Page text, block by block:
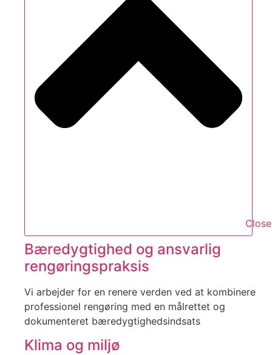
Bæredygtighed og ansvarlig
rengøringspraksis
Vi arbejder for en renere verden ved at kombinere
professionel rengøring med en målrettet og
dokumenteret bæredygtighedsindsats
Klima og miljø